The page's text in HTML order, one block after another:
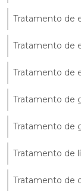
Tratamento de
Tratamento de
Tratamento de
Tratamento de
Tratamento de
Tratamento de
Tratamento de